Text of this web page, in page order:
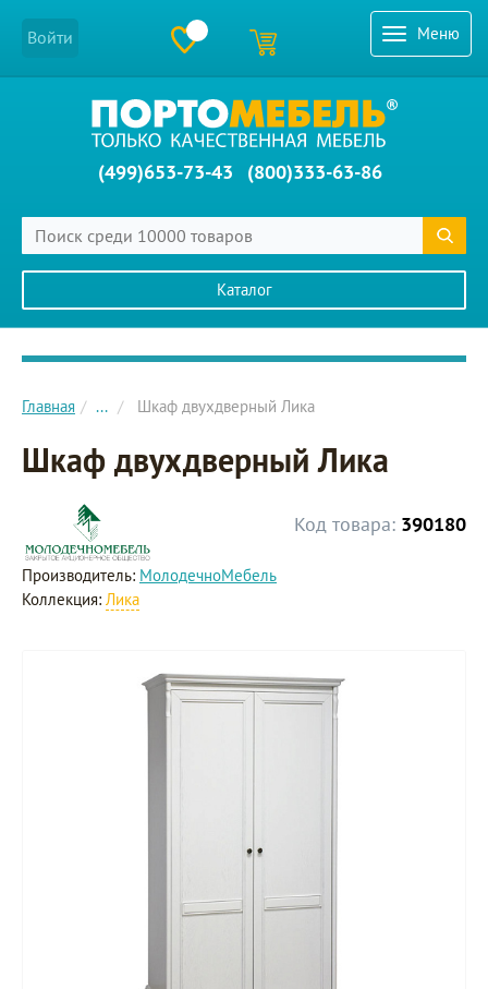
Меню
Войти
(499)653-73-43 (800)333-63-86
Каталог
Главное меню сайта
Главная ... Шкаф двухдверный Лика
Шкаф двухдверный Лика
Код товара: 390180
Производитель: МолодечноМебель
Коллекция: Лика